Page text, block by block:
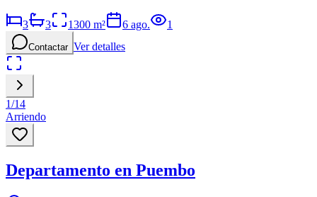
3 3 1300 m² 6 ago. 1
Contactar Ver detalles
1/14
Arriendo
Departamento en Puembo